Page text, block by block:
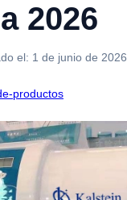
2026
el: 1 de junio de 2026
productos